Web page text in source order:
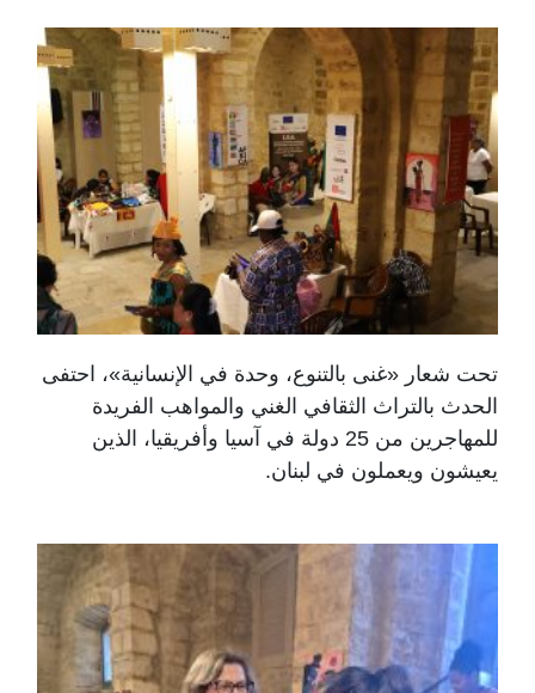
تحت شعار «غنى بالتنوع، وحدة في الإنسانية»، احتفى
الحدث بالتراث الثقافي الغني والمواهب الفريدة
للمهاجرين من 25 دولة في آسيا وأفريقيا، الذين
يعيشون ويعملون في لبنان.